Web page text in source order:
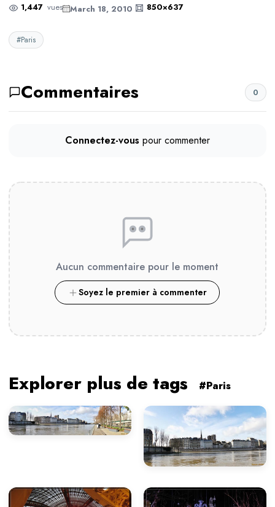
1,447 vues March 18, 2010 850×637
#Paris
Commentaires 0
Connectez-vous pour commenter
Aucun commentaire pour le moment
Soyez le premier à commenter
Explorer plus de tags #Paris